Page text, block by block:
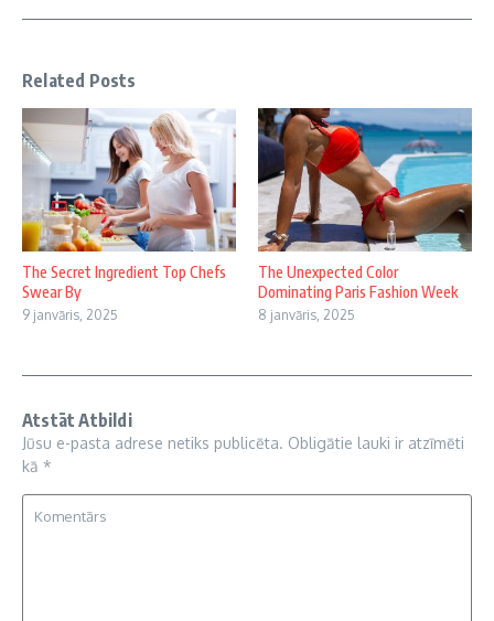
Related Posts
The Secret Ingredient Top Chefs
Swear By
9 janvāris, 2025
The Unexpected Color
Dominating Paris Fashion Week
8 janvāris, 2025
Atstāt Atbildi
Jūsu e-pasta adrese netiks publicēta. Obligātie lauki ir atzīmēti
kā *